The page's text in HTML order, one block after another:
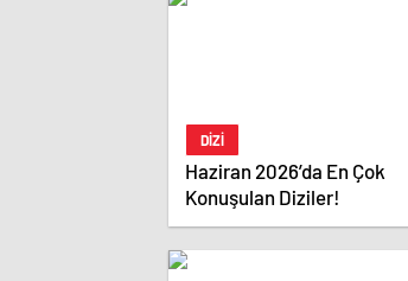
DIZI
Haziran 2026’da En Çok
Konuşulan Diziler!